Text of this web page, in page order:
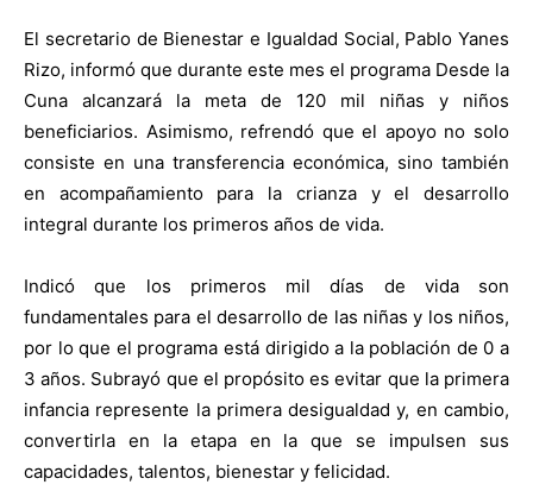
El secretario de Bienestar e Igualdad Social, Pablo Yanes
Rizo, informó que durante este mes el programa Desde la
Cuna alcanzará la meta de 120 mil niñas y niños
beneficiarios. Asimismo, refrendó que el apoyo no solo
consiste en una transferencia económica, sino también
en acompañamiento para la crianza y el desarrollo
integral durante los primeros años de vida.
Indicó que los primeros mil días de vida son
fundamentales para el desarrollo de las niñas y los niños,
por lo que el programa está dirigido a la población de 0 a
3 años. Subrayó que el propósito es evitar que la primera
infancia represente la primera desigualdad y, en cambio,
convertirla en la etapa en la que se impulsen sus
capacidades, talentos, bienestar y felicidad.